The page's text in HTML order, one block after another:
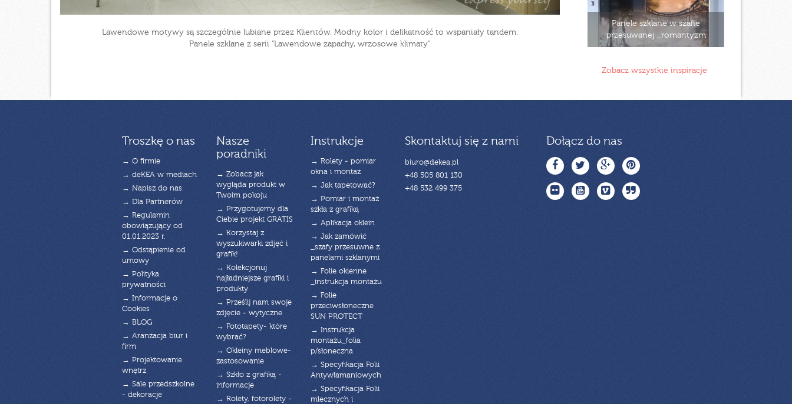
Lawendowe motywy są szczególnie lubiane przez Klientów. Modny kolor i delikatność to wspaniały tandem.
Panele szklane z serii "Lawendowe zapachy, wrzosowe klimaty"
Panele szklane w szafie
przesuwanej _romantyzm
Zobacz wszystkie inspiracje
Troszkę o nas
→ O firmie
→ deKEA w mediach
→ Napisz do nas
→ Dla Partnerów
→ Regulamin
obowiązujący od
01.01.2023 r.
→ Odstąpienie od
umowy
→ Polityka
prywatności
→ Informacje o
Cookies
→ BLOG
→ Aranżacja biur i
firm
→ Projektowanie
wnętrz
→ Sale przedszkolne
- dekoracje
Nasze
poradniki
→ Zobacz jak
wygląda produkt w
Twoim pokoju
→ Przygotujemy dla
Ciebie projekt GRATIS
→ Korzystaj z
wyszukiwarki zdjęć i
grafik!
→ Kolekcjonuj
najładniejsze grafiki i
produkty
→ Prześlij nam swoje
zdjęcie - wytyczne
→ Fototapety- które
wybrać?
→ Okleiny meblowe-
zastosowanie
→ Szkło z grafiką -
informacje
→ Rolety, fotorolety -
Instrukcje
→ Rolety - pomiar
okna i montaż
→ Jak tapetować?
→ Pomiar i montaż
szkła z grafiką
→ Aplikacja oklein
→ Jak zamówić
_szafy przesuwne z
panelami szklanymi
→ Folie okienne
_instrukcja montażu
→ Folie
przeciwsłoneczne
SUN PROTECT
→ Instrukcja
montażu_folia
p/słoneczna
→ Specyfikacja Folii
Antywłamaniowych
→ Specyfikacja Folii
mlecznych i
Skontaktuj się z nami
biuro@dekea.pl
+48 505 801 130
+48 532 499 375
Dołącz do nas